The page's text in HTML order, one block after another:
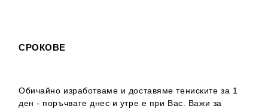
СРОКОВЕ
Обичайно изработваме и доставяме тениските за 1
ден - поръчвате днес и утре е при Вас. Важи за